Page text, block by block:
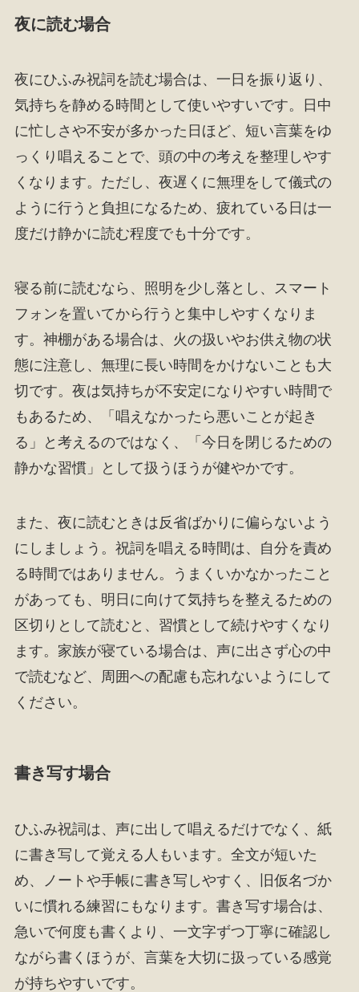
夜に読む場合
夜にひふみ祝詞を読む場合は、一日を振り返り、
気持ちを静める時間として使いやすいです。日中
に忙しさや不安が多かった日ほど、短い言葉をゆ
っくり唱えることで、頭の中の考えを整理しやす
くなります。ただし、夜遅くに無理をして儀式の
ように行うと負担になるため、疲れている日は一
度だけ静かに読む程度でも十分です。
寝る前に読むなら、照明を少し落とし、スマート
フォンを置いてから行うと集中しやすくなりま
す。神棚がある場合は、火の扱いやお供え物の状
態に注意し、無理に長い時間をかけないことも大
切です。夜は気持ちが不安定になりやすい時間で
もあるため、「唱えなかったら悪いことが起き
る」と考えるのではなく、「今日を閉じるための
静かな習慣」として扱うほうが健やかです。
また、夜に読むときは反省ばかりに偏らないよう
にしましょう。祝詞を唱える時間は、自分を責め
る時間ではありません。うまくいかなかったこと
があっても、明日に向けて気持ちを整えるための
区切りとして読むと、習慣として続けやすくなり
ます。家族が寝ている場合は、声に出さず心の中
で読むなど、周囲への配慮も忘れないようにして
ください。
書き写す場合
ひふみ祝詞は、声に出して唱えるだけでなく、紙
に書き写して覚える人もいます。全文が短いた
め、ノートや手帳に書き写しやすく、旧仮名づか
いに慣れる練習にもなります。書き写す場合は、
急いで何度も書くより、一文字ずつ丁寧に確認し
ながら書くほうが、言葉を大切に扱っている感覚
が持ちやすいです。